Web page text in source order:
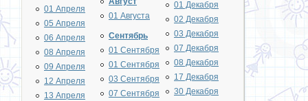
01 Апреля
05 Апреля
06 Апреля
08 Апреля
09 Апреля
12 Апреля
13 Апреля
01 Августа
Сентябрь
01 Сентября
01 Сентября
03 Сентября
07 Сентября
01 Декабря
02 Декабря
03 Декабря
07 Декабря
08 Декабря
17 Декабря
30 Декабря